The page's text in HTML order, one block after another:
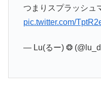
つまりスプラッシュ
pic.twitter.com/
— Lu(るー) ❂